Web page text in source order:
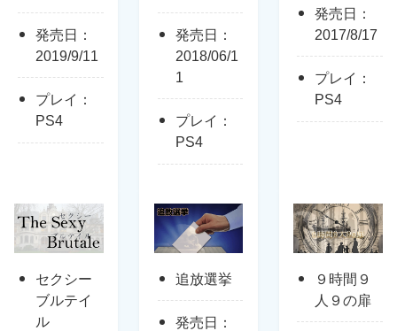
発売日：
2019/9/11
プレイ：
PS4
発売日：
2018/06/1
1
プレイ：
PS4
発売日：
2017/8/17
プレイ：
PS4
セクシー
ブルテイ
ル
追放選挙
発売日：
９時間９
人９の扉